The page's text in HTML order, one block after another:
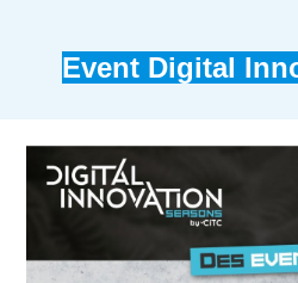
Event Digital